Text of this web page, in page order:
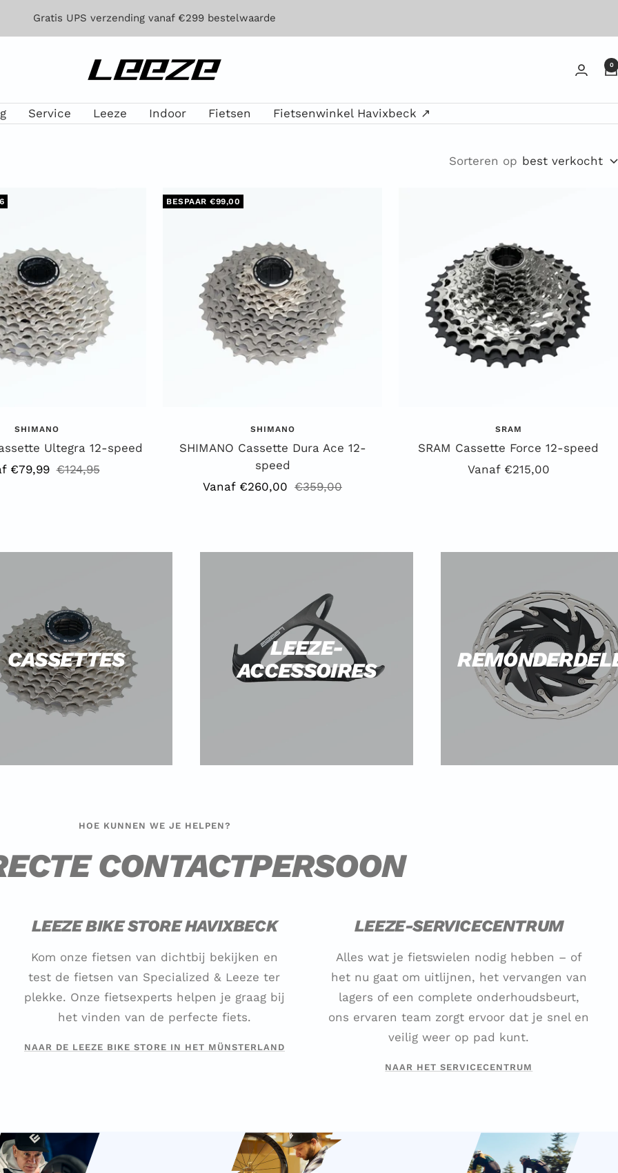
Gratis UPS verzending vanaf €299 bestelwaarde
Leeze 0
Service Leeze Indoor Fietsen Fietsenwinkel Havixbeck ↗
Sorteren op best verkocht
SHIMANO
Ultegra 12-speed
€79,99 Reguliere
€124,95
BESPAAR €99,00
SHIMANO
SHIMANO Cassette Dura Ace 12-
speed
Aanbiedingsprijs
Vanaf €260,00 Reguliere
€359,00
SRAM
SRAM Cassette Force 12-speed
Aanbiedingsprijs
Vanaf €215,00
CASSETTES
LEEZE-
ACCESSOIRES
HOE KUNNEN WE JE HELPEN?
CONTACTPERSOON
LEEZE BIKE STORE HAVIXBECK
Kom onze fietsen van dichtbij bekijken en
test de fietsen van Specialized & Leeze ter
plekke. Onze fietsexperts helpen je graag bij
het vinden van de perfecte fiets.
NAAR DE LEEZE BIKE STORE IN HET MÜNSTERLAND
LEEZE-SERVICECENTRUM
Alles wat je fietswielen nodig hebben – of
het nu gaat om uitlijnen, het vervangen van
lagers of een complete onderhoudsbeurt,
ons ervaren team zorgt ervoor dat je snel en
veilig weer op pad kunt.
NAAR HET SERVICECENTRUM